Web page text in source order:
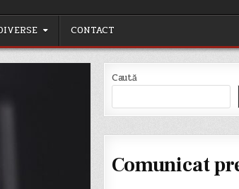
CONTACT
Caută
Comunicat